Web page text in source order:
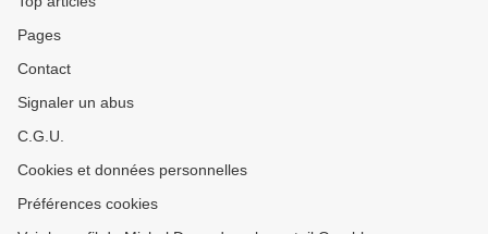
Pages
Contact
Signaler un abus
C.G.U.
Cookies et données personnelles
Préférences cookies